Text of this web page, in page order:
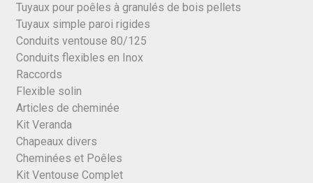
Tuyaux pour poêles à granulés de bois pellets
Tuyaux simple paroi rigides
Conduits ventouse 80/125
Conduits flexibles en Inox
Raccords
Flexible solin
Articles de cheminée
Kit Veranda
Chapeaux divers
Cheminées et Poêles
Kit Ventouse Complet